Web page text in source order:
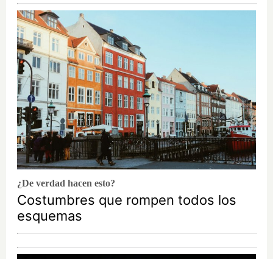
¿De verdad hacen esto?
Costumbres que rompen todos los
esquemas